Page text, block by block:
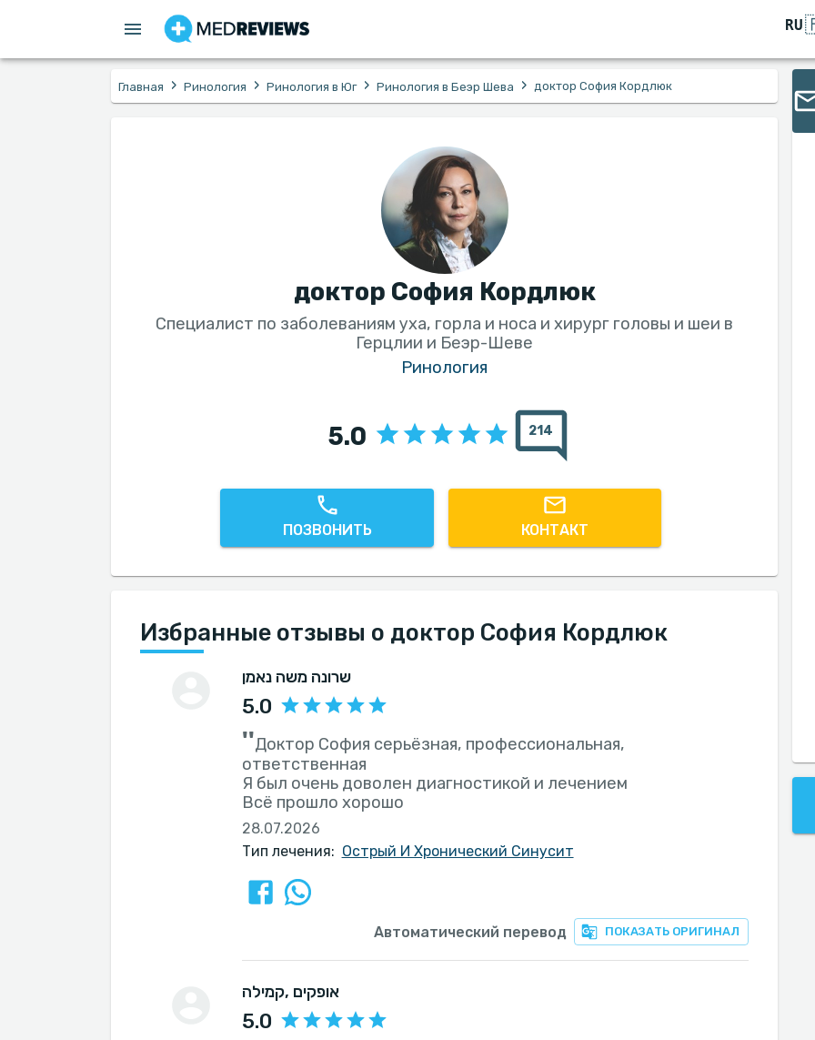
RU
Главная › Ринология › Ринология в Юг › Ринология в Беэр Шева › доктор София Кордлюк
доктор София Кордлюк
Специалист по заболеваниям уха, горла и носа и хирург головы и шеи в
Герцлии и Беэр-Шеве
Ринология
5.0 214
ПОЗВОНИТЬ КОНТАКТ
Избранные отзывы о доктор София Кордлюк
שרונה משה נאמן
5.0
''Доктор София серьёзная, профессиональная,
ответственная
Я был очень доволен диагностикой и лечением
Всё прошло хорошо
28.07.2026
Тип лечения: Острый И Хронический Синусит
ПОКАЗАТЬ ОРИГИНАЛ
Автоматический перевод
קמילה , אופקים
5.0